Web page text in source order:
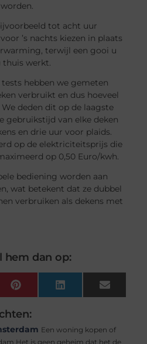
tot acht uur
’s nachts kiezen in plaats
terwijl een gooi u
thuis werkt.
hebben we gemeten
verbruikt en dus hoeveel
deden dit op de laagste
gebruikstijd van elke deken
en drie uur voor plaids.
op de elektriciteitsprijs die
op 0,50 Euro/kwh.
bediening worden aan
wat betekent dat ze dubbel
verbruiken als dekens met
hem dan op:
Pinterest LinkedIn Email
Een woning kopen of